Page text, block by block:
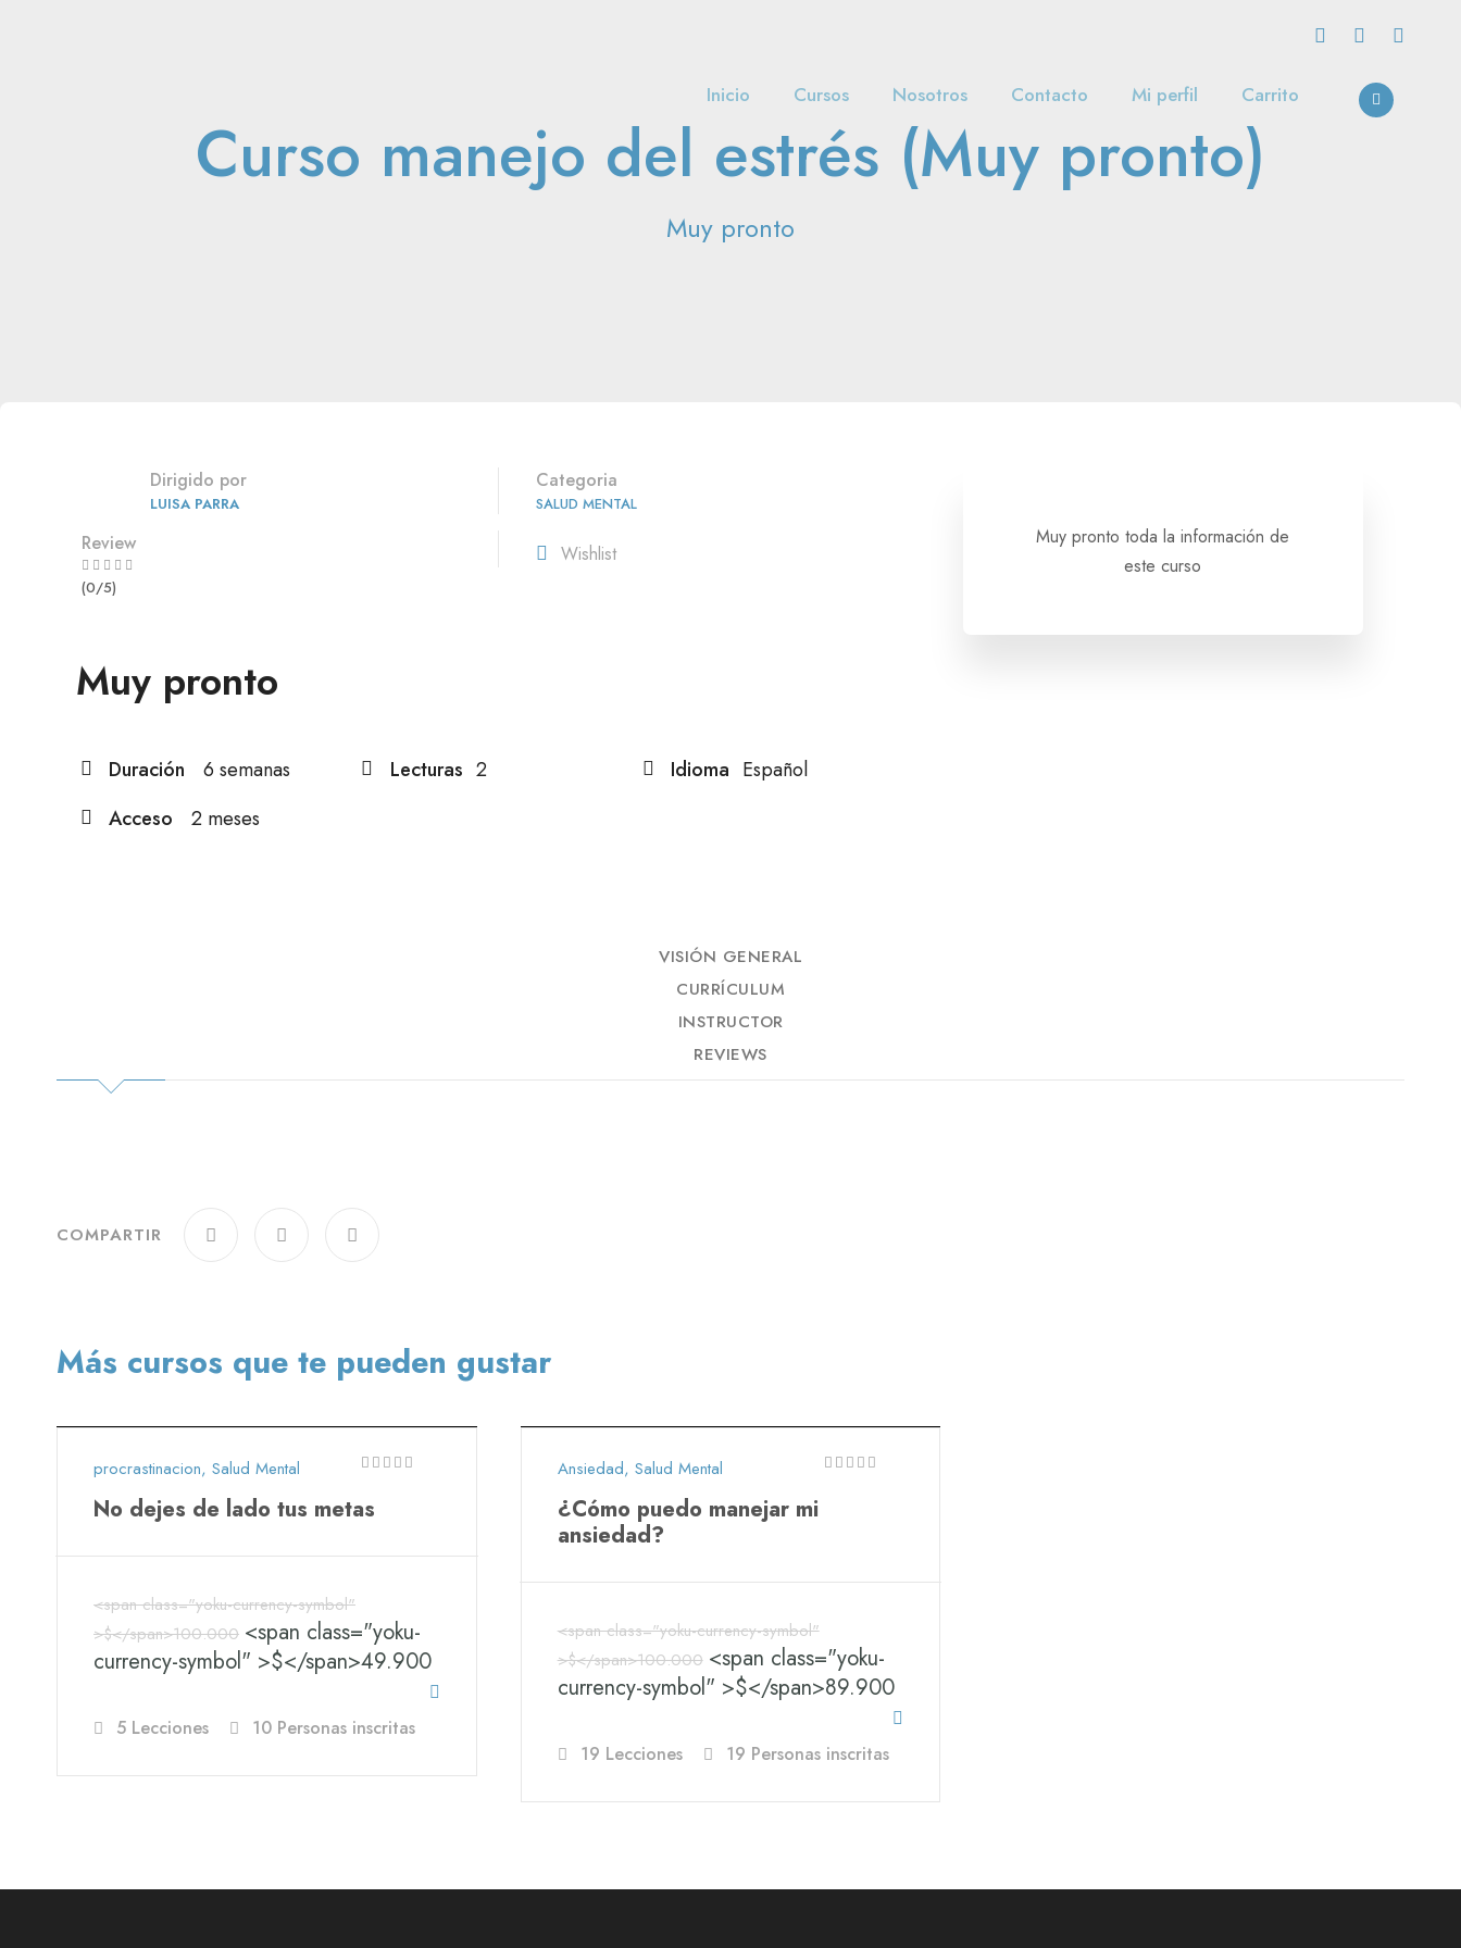
Inicio Cursos Nosotros Contacto Mi perfil Carrito
Curso manejo del estrés (Muy pronto)
Muy pronto
Dirigido por
LUISA PARRA
Categoria
SALUD MENTAL
Review
(0/5)
Wishlist
Muy pronto
Duración 6 semanas Lecturas 2 Idioma Español
Acceso
2 meses
Muy pronto toda la información de
este curso
VISIÓN GENERAL
CURRÍCULUM
INSTRUCTOR
REVIEWS
COMPARTIR
Más cursos que te pueden gustar
procrastinacion, Salud Mental
No dejes de lado tus metas
<span class="yoku-currency-symbol"
>$</span>100.000 <span class="yoku-
currency-symbol" >$</span>49.900
5 Lecciones 10 Personas inscritas
Ansiedad, Salud Mental
¿Cómo puedo manejar mi
ansiedad?
<span class="yoku-currency-symbol"
>$</span>100.000 <span class="yoku-
currency-symbol" >$</span>89.900
19 Lecciones 19 Personas inscritas